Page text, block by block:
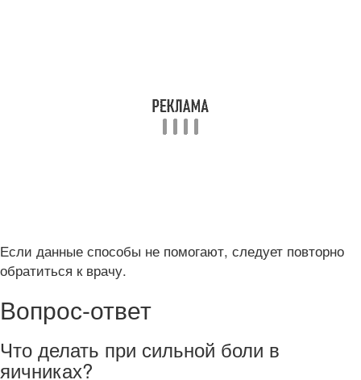
Если данные способы не помогают, следует повторно
обратиться к врачу.
Вопрос-ответ
Что делать при сильной боли в
яичниках?